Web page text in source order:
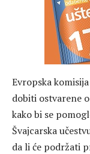
Evropska
dobiti ostvarene
kako bi se
Švajcarska
da li će podržati